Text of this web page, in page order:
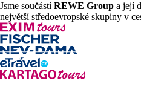
Děti
Oddělené dětské
dětské hřiště, miniklub (4-12
Karty
Jsme součástíREWE Group a její
největší středoevropské skupiny v